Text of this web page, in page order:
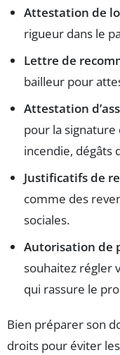
Attestation de
rigueur dans le
Lettre de
bailleur pour
Attestation
pour la signature
incendie, dégâts
Justificatifs de
comme des
sociales.
Autorisation de
souhaitez régler
qui rassure le
Bien préparer son
droits pour éviter